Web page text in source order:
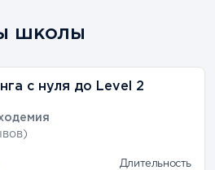
школы
с нуля до Level 2
Длительность